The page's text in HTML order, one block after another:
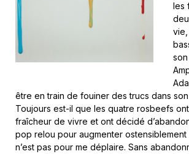
les
vie,
être en train de fouiner des trucs dans son
Toujours est-il que les quatre rosbeefs
fraîcheur de vivre et ont décidé
pop relou pour augmenter ostensiblement
n’est pas pour me déplaire. Sans